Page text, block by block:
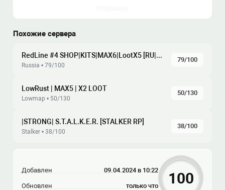
Похожие сервера
RedLine #4 SHOP|KITS|MAX6|LootX5 [RU|ENG]
Russia • 79/100
79/100
LowRust | MAX5 | X2 LOOT
Lowmap • 50/130
50/130
|STRONG| S.T.A.L.K.E.R. [STALKER RP]
Stalker • 38/100
38/100
Добавлен 09.04.2024 в 10:22
Обновлен только что 100